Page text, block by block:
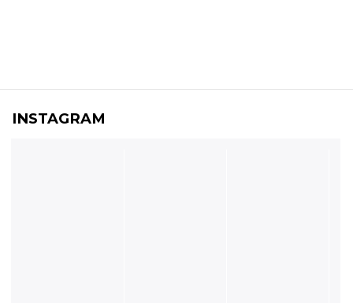
INSTAGRAM